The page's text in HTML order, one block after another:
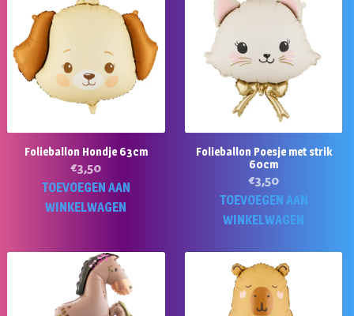
Folieballon Hondje 63cm
€3,50
TOEVOEGEN AAN
WINKELWAGEN
Folieballon Poesje met strik
60cm
€3,50
TOEVOEGEN AAN
WINKELWAGEN